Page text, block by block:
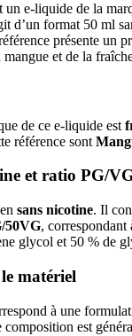
e-liquide de la
d’un format 50 ml
présente un
et de la
de ce e-liquide est
référence sont
et ratio PG/
sans nicotine. Il
50VG, correspondant
glycol et 50 % de
matériel
à une
est